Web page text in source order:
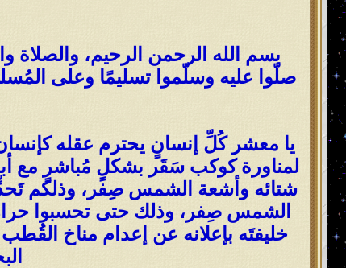
بسم الله الرحمن الرحيم، والصلاة
صلّوا عليه وسلّموا تسليمًا وعلى
يا معشر كُلِّ إنسانٍ يحترم عقله
لمناورة كوكب سَقَر بشكلٍ مُباشرٍ مع
شتائه وأشعة الشمس صِفر، وذلكم تَحدٍّ
الشمس صِفر، وذلك حتى تحسبوا
خليفتَه بإعلانه عن إعدام مناخ